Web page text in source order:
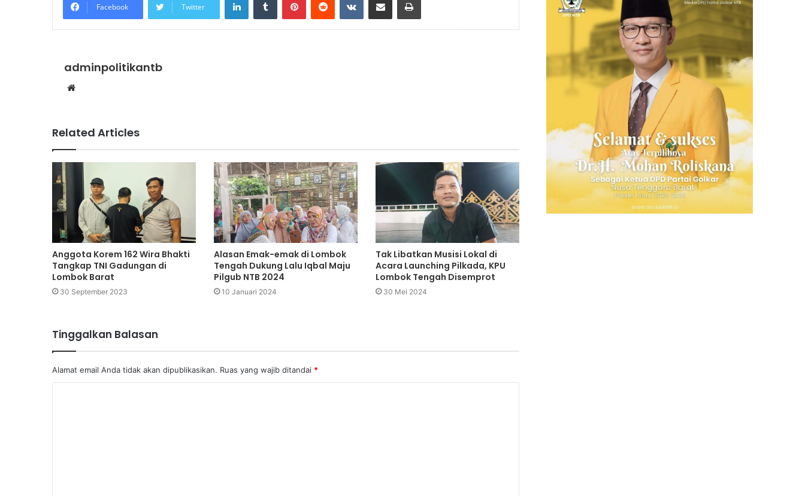
Facebook Twitter
adminpolitikantb
Website
Related Articles
Anggota Korem 162 Wira Bhakti
Tangkap TNI Gadungan di
Lombok Barat
30 September 2023
Alasan Emak-emak di Lombok
Tengah Dukung Lalu Iqbal Maju
Pilgub NTB 2024
10 Januari 2024
Tak Libatkan Musisi Lokal di
Acara Launching Pilkada, KPU
Lombok Tengah Disemprot
30 Mei 2024
Tinggalkan Balasan
Alamat email Anda tidak akan dipublikasikan. Ruas yang wajib ditandai *